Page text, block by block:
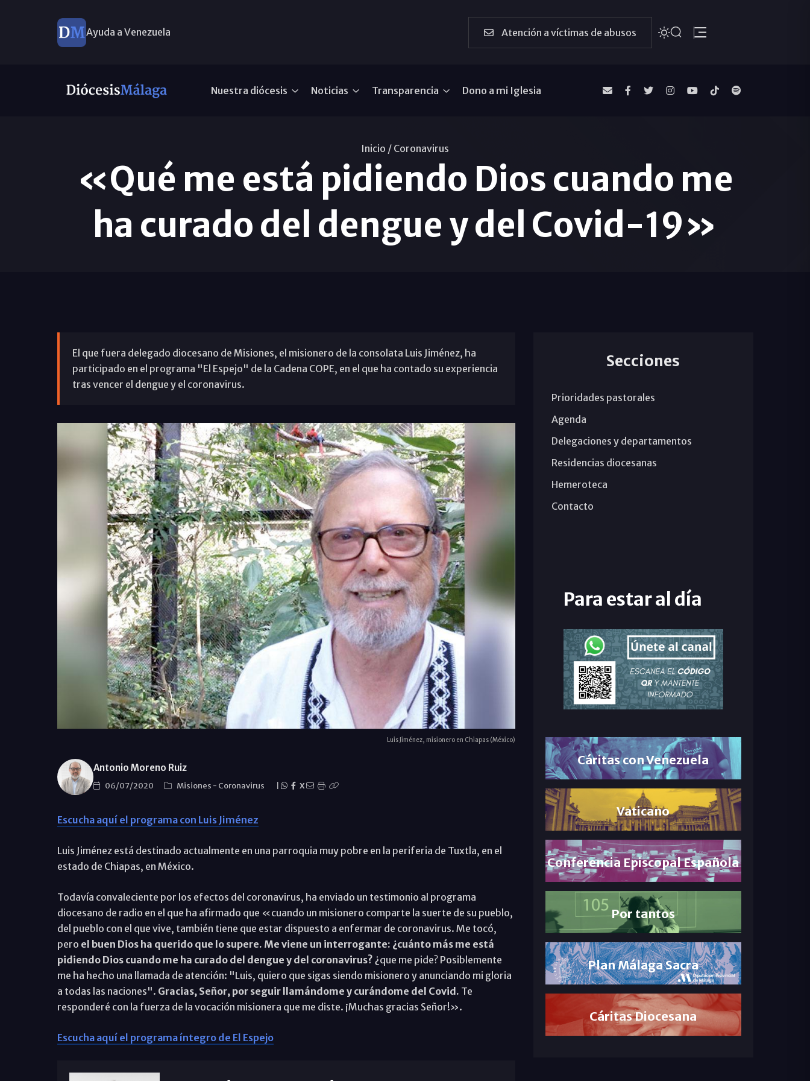
Ayuda a Venezuela Atención a víctimas de abusos
Nuestra diócesis Noticias Transparencia Dono a mi Iglesia
Inicio / Coronavirus
«Qué me está pidiendo Dios cuando me
ha curado del dengue y del Covid-19»
El que fuera delegado diocesano de Misiones, el misionero de la consolata Luis Jiménez, ha
participado en el programa "El Espejo" de la Cadena COPE, en el que ha contado su experiencia
tras vencer el dengue y el coronavirus.
Luis Jiménez, misionero en Chiapas (México)
Antonio Moreno Ruiz
06/07/2020 Misiones - Coronavirus X
Escucha aquí el programa con Luis Jiménez
Luis Jiménez está destinado actualmente en una parroquia muy pobre en la periferia de Tuxtla, en el
estado de Chiapas, en México.
Todavía convaleciente por los efectos del coronavirus, ha enviado un testimonio al programa
diocesano de radio en el que ha afirmado que «cuando un misionero comparte la suerte de su pueblo,
del pueblo con el que vive, también tiene que estar dispuesto a enfermar de coronavirus. Me tocó,
pero el buen Dios ha querido que lo supere. Me viene un interrogante: ¿cuánto más me está
pidiendo Dios cuando me ha curado del dengue y del coronavirus? ¿que me pide? Posiblemente
me ha hecho una llamada de atención: "Luis, quiero que sigas siendo misionero y anunciando mi gloria
a todas las naciones". Gracias, Señor, por seguir llamándome y curándome del Covid. Te
responderé con la fuerza de la vocación misionera que me diste. ¡Muchas gracias Señor!».
Escucha aquí el programa íntegro de El Espejo
Secciones
Prioridades pastorales
Agenda
Delegaciones y departamentos
Residencias diocesanas
Hemeroteca
Contacto
Para estar al día
Cáritas con Venezuela
Vaticano
Conferencia Episcopal Española
Por tantos
Plan Málaga Sacra
Cáritas Diocesana